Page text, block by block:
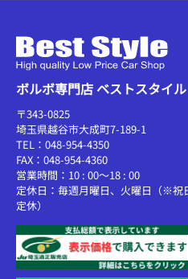
ボルボ専門店 ベストスタイル
〒343-0825
埼玉県越谷市大成町7-189-1
TEL：048-954-4350
FAX：048-954-4360
営業時間：10 : 00～18 : 00
定休日：毎週月曜日、火曜日（※祝
定休）